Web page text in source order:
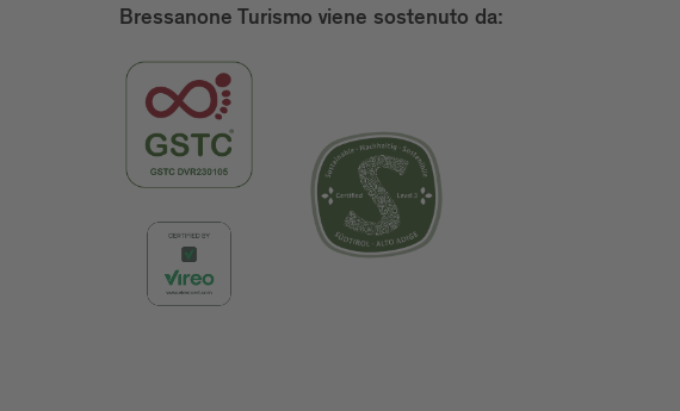
Bressanone Turismo viene sostenuto da: